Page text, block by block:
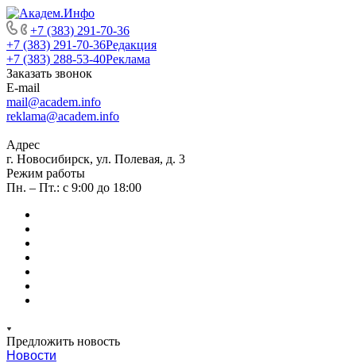
+7 (383) 291-70-36
+7 (383) 291-70-36Редакция
+7 (383) 288-53-40Реклама
Заказать звонок
E-mail
mail@academ.info
reklama@academ.info
Адрес
г. Новосибирск, ул. Полевая, д. 3
Режим работы
Пн. – Пт.: с 9:00 до 18:00
Предложить новость
Новости